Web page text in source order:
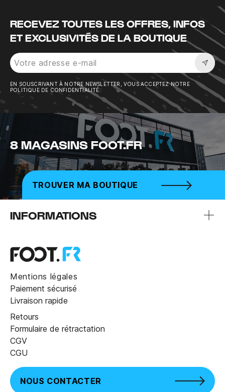
RECEVEZ TOUTES LES OFFRES, INFOS
ET EXCLUSIVITÉS DE LA BOUTIQUE
EN SOUSCRIVANT À NOTRE NEWSLETTER, VOUS ACCEPTEZ NOTRE
POLITIQUE DE CONFIDENTIALITÉ.
8 MAGASINS FOOT.FR
TROUVER MA BOUTIQUE
INFORMATIONS
Mentions légales
Paiement sécurisé
Livraison rapide
Retours
Formulaire de rétractation
CGV
CGU
NOUS CONTACTER